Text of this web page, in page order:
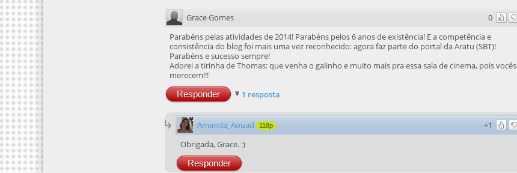
0
Grace Gomes
Parabéns pelas atividades de 2014! Parabéns pelos 6 anos de existência! E a competência e
consistência do blog foi mais uma vez reconhecido: agora faz parte do portal da Aratu (SBT)!
Parabéns e sucesso sempre!
Adorei a tirinha de Thomas: que venha o galinho e muito mais pra essa sala de cinema, pois vocês
merecem!!!
Responder 1 resposta
+1
Amanda_Aouad 118p
Obrigada, Grace. :)
Responder